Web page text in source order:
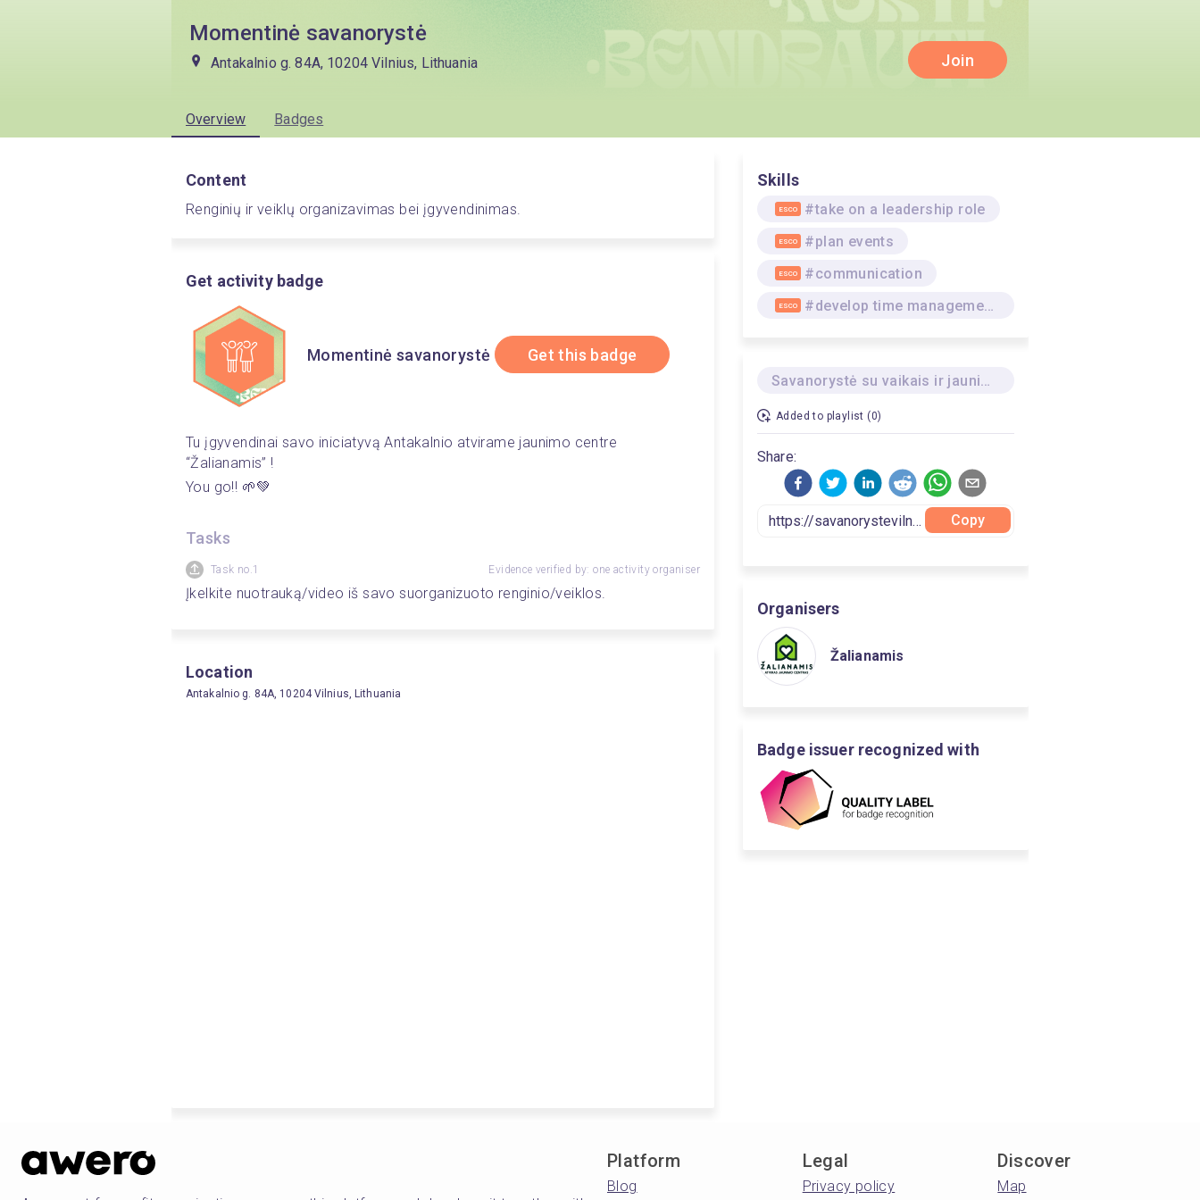
Momentinė savanorystė
Antakalnio g. 84A, 10204 Vilnius, Lithuania Join
Overview Badges
Content
Renginių ir veiklų organizavimas bei įgyvendinimas.
Get activity badge
Momentinė savanorystė Get this badge
Tu įgyvendinai savo iniciatyvą Antakalnio atvirame jaunimo centre
“Žalianamis” !
You go!! 🌱💚
Tasks
Task no.1 Evidence verified by: one activity organiser
Įkelkite nuotrauką/video iš savo suorganizuoto renginio/veiklos.
Location
Antakalnio g. 84A, 10204 Vilnius, Lithuania
Skills
ESCO #take on a leadership role
ESCO #plan events
ESCO #communication
ESCO #develop time management skills
Savanorystė su vaikais ir jaunimu
Added to playlist (0)
Share:
Copy
Organisers
Žalianamis
Badge issuer recognized with
Platform
Blog
Legal
Privacy policy
Discover
Map